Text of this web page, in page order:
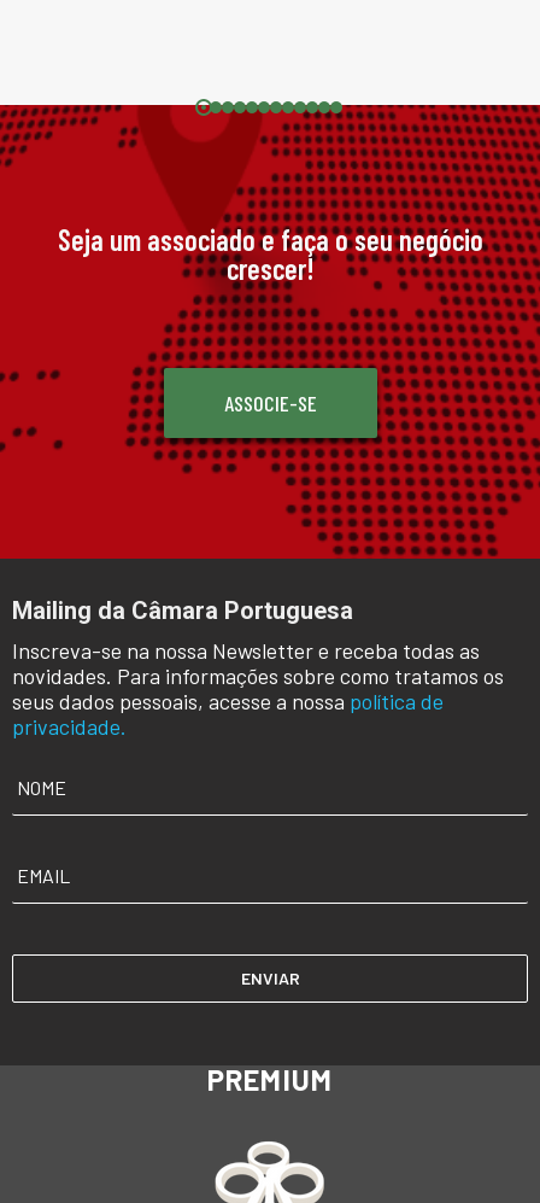
Seja um associado e faça o seu negócio
crescer!
ASSOCIE-SE
Mailing da Câmara Portuguesa
Inscreva-se na nossa Newsletter e receba todas as
novidades. Para informações sobre como tratamos os
seus dados pessoais, acesse a nossa política de
privacidade.
PREMIUM